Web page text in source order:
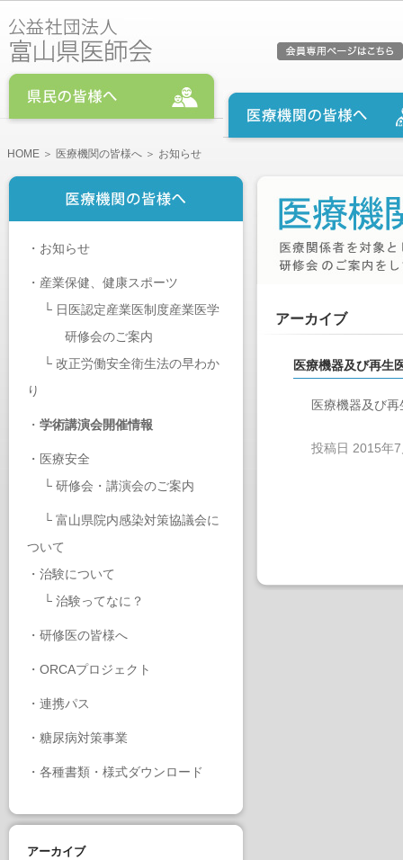
HOME ＞ 医療機関の皆様へ ＞ お知らせ
・ お知らせ
・ 産業保健、健康スポーツ
└ 日医認定産業医制度産業医学
研修会のご案内
└ 改正労働安全衛生法の早わか
り
・ 学術講演会開催情報
・ 医療安全
└ 研修会・講演会のご案内
└ 富山県院内感染対策協議会に
ついて
・ 治験について
└ 治験ってなに？
・ 研修医の皆様へ
・ ORCAプロジェクト
・ 連携パス
・ 糖尿病対策事業
・ 各種書類・様式ダウンロード
アーカイブ
アーカイブ
医療機器及び再生
医療機器及び
投稿日 2015年